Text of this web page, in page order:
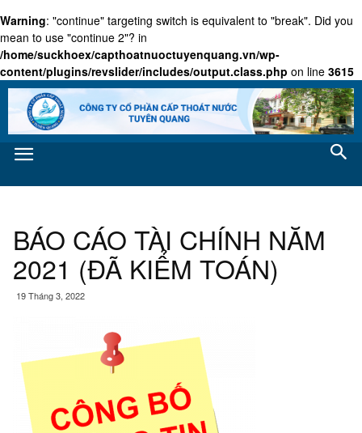
Warning: "continue" targeting switch is equivalent to "break". Did you
mean to use "continue 2"? in
/home/suckhoex/capthoatnuoctuyenquang.vn/wp-
content/plugins/revslider/includes/output.class.php on line 3615
BÁO CÁO TÀI CHÍNH NĂM
2021 (ĐÃ KIỂM TOÁN)
19 Tháng 3, 2022